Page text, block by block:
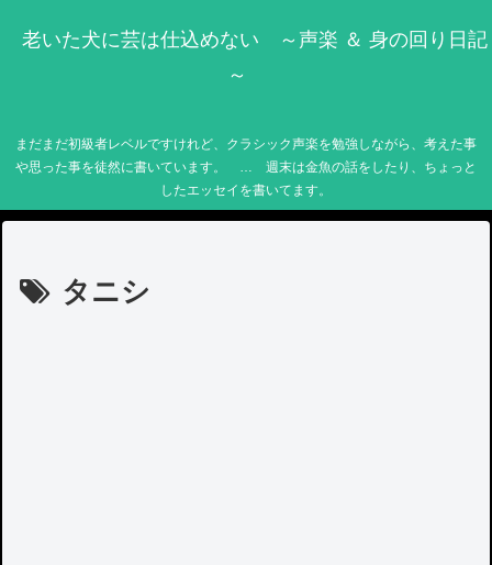
老いた犬に芸は仕込めない ～声楽 ＆ 身の回り日記
～
まだまだ初級者レベルですけれど、クラシック声楽を勉強しながら、考えた事
や思った事を徒然に書いています。 … 週末は金魚の話をしたり、ちょっと
したエッセイを書いてます。
タニシ